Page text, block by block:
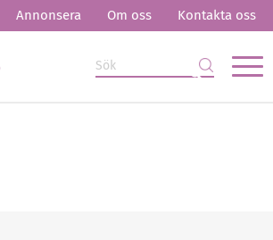
Annonsera Om oss Kontakta oss